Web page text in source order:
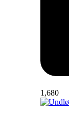
1,680